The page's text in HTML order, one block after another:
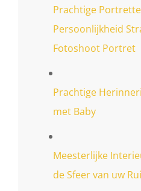
Prachtige
Persoonlijkheid
Fotoshoot Portret
Prachtige
met Baby
Meesterlijke
de Sfeer van uw